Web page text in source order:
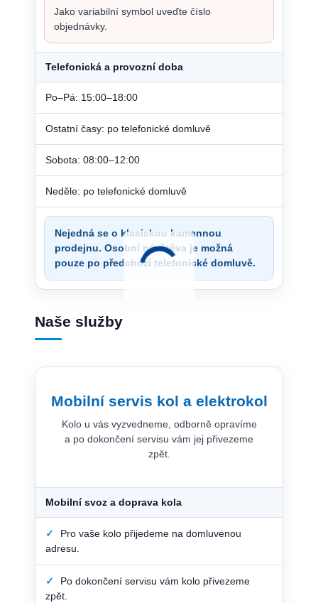
Jako variabilní symbol uveďte číslo
objednávky.
Telefonická a provozní doba
Po–Pá: 15:00–18:00
Ostatní časy: po telefonické domluvě
Sobota: 08:00–12:00
Neděle: po telefonické domluvě
Nejedná se o klasickou kamennou
prodejnu. Osobní návštěva je možná
pouze po předchozí telefonické domluvě.
Naše služby
Mobilní servis kol a elektrokol
Kolo u vás vyzvedneme, odborně opravíme
a po dokončení servisu vám jej přivezeme
zpět.
Mobilní svoz a doprava kola
✓
Pro vaše kolo přijedeme na domluvenou
adresu.
✓
Po dokončení servisu vám kolo přivezeme
zpět.